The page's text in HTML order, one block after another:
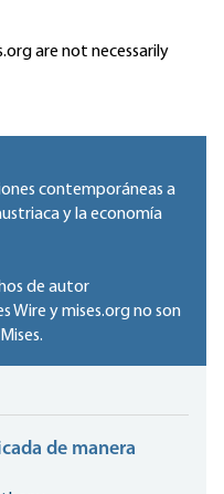
are not necessarily
contemporáneas a
y la economía
de autor
Wire y mises.org no son
de manera